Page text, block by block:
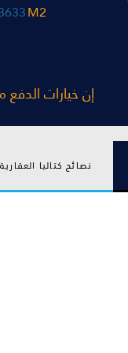
M2
إن خيارات
نصائح كتاليا